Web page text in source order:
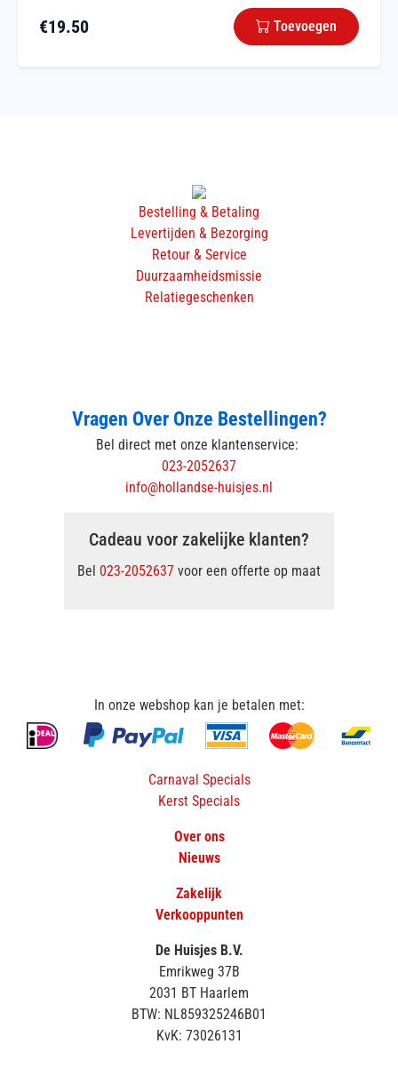
€19.50 Toevoegen
Bestelling & Betaling
Levertijden & Bezorging
Retour & Service
Duurzaamheidsmissie
Relatiegeschenken
Vragen Over Onze Bestellingen?
Bel direct met onze klantenservice:
023-2052637
info@hollandse-huisjes.nl
Cadeau voor zakelijke klanten?
Bel 023-2052637 voor een offerte op maat
In onze webshop kan je betalen met:
Carnaval Specials
Kerst Specials
Over ons
Nieuws
Zakelijk
Verkooppunten
De Huisjes B.V.
Emrikweg 37B
2031 BT Haarlem
BTW: NL859325246B01
KvK: 73026131